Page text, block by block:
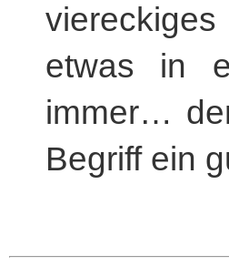
etwas in
immer…
Begriff ein